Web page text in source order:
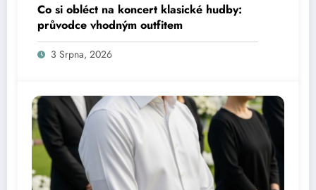
Co si obléct na koncert klasické hudby:
průvodce vhodným outfitem
3 Srpna, 2026